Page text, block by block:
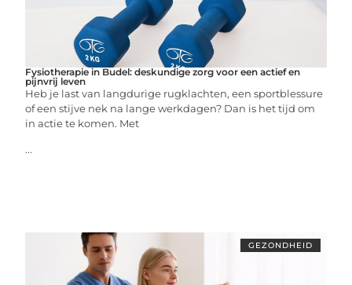
Fysiotherapie in Budel: deskundige zorg voor een actief en
pijnvrij leven
Heb je last van langdurige rugklachten, een sportblessure
of een stijve nek na lange werkdagen? Dan is het tijd om
in actie te komen. Met
...
GEZONDHEID